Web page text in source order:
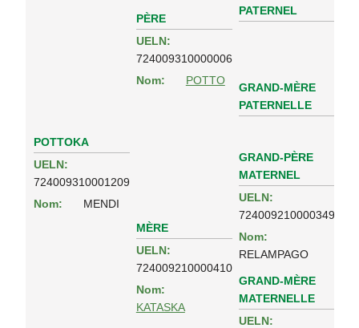
POTTOKA
UELN:
724009310001209
Nom:
MENDI
PÈRE
UELN:
724009310000006
Nom:
POTTO
PATERNEL
GRAND-MÈRE
PATERNELLE
MÈRE
UELN:
724009210000410
Nom:
KATASKA
GRAND-PÈRE
MATERNEL
UELN:
724009210000349
Nom:
RELAMPAGO
GRAND-MÈRE
MATERNELLE
UELN: